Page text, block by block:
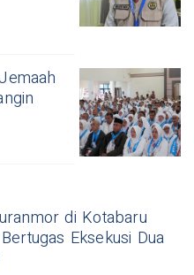
di Kotabaru
Eksekusi Dua